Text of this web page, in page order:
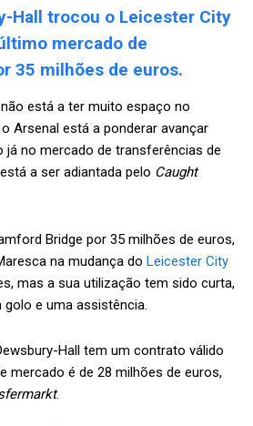
Hall trocou o Leicester City
mercado de
35 milhões de euros.
está a ter muito espaço no
Arsenal está a ponderar avançar
já no mercado de transferências de
a ser adiantada pelo Caught
Bridge por 35 milhões de euros,
na mudança do Leicester City
mas a sua utilização tem sido curta,
e uma assistência.
Hall tem um contrato válido
mercado é de 28 milhões de euros,
.